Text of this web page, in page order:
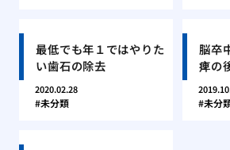
最低でも年１ではやりた
い歯石の除去
2020.02.28
未分類
脳卒
痺の
未分